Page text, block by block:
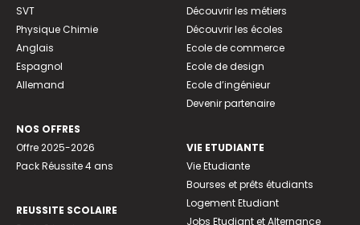
SVT
Physique Chimie
Anglais
Espagnol
Allemand
NOS OFFRES
Offre 2025-2026
Pack Réussite 4 ans
REUSSITE SCOLAIRE
Découvrir les métiers
Découvrir les écoles
Ecole de commerce
Ecole de design
Ecole d’ingénieur
Devenir partenaire
VIE ETUDIANTE
Vie Etudiante
Bourses et prêts étudiants
Logement Etudiant
Jobs Etudiant et Alternance